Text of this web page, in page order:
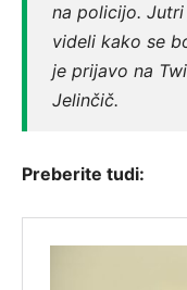
na policijo.
videli kako se
je prijavo na
Jelinčič.
Preberite tudi: